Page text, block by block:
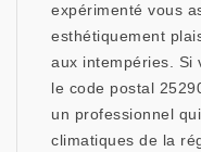
expérimenté vous
esthétiquement
aux intempéries. Si
le code postal
un professionnel
climatiques de la